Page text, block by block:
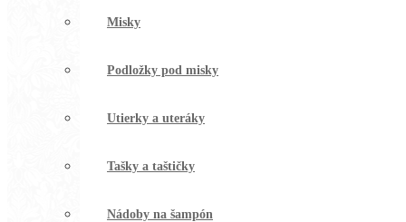
Misky
Podložky pod misky
Utierky a uteráky
Tašky a taštičky
Nádoby na šampón